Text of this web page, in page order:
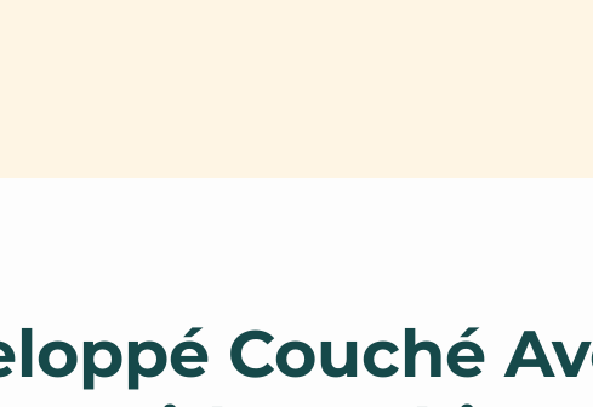
Couché